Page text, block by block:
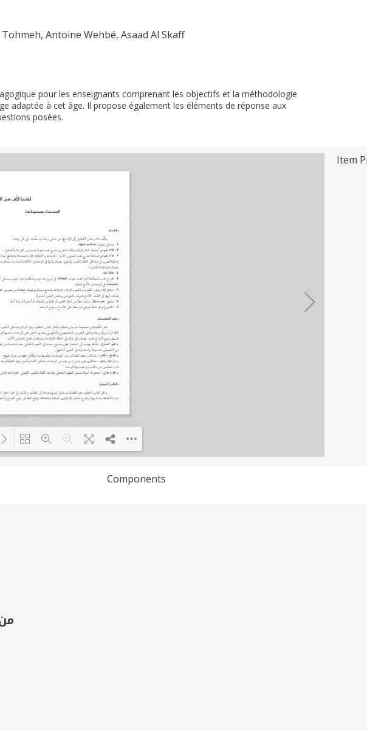
Antoine Wehbé, Asaad Al Skaff
pour les enseignants comprenant les objectifs et la méthodologie
adaptée à cet âge. Il propose également les éléments de réponse aux
posées.
Item
Components